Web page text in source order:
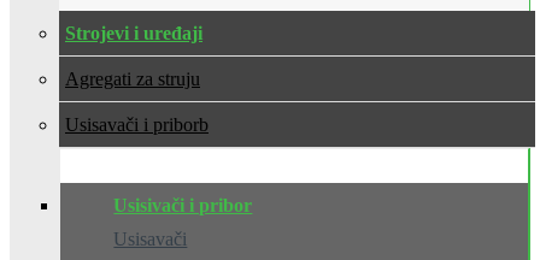
Strojevi i uređaji
Agregati za struju
Usisavači i pribor
Usisivači i pribor
Usisavači